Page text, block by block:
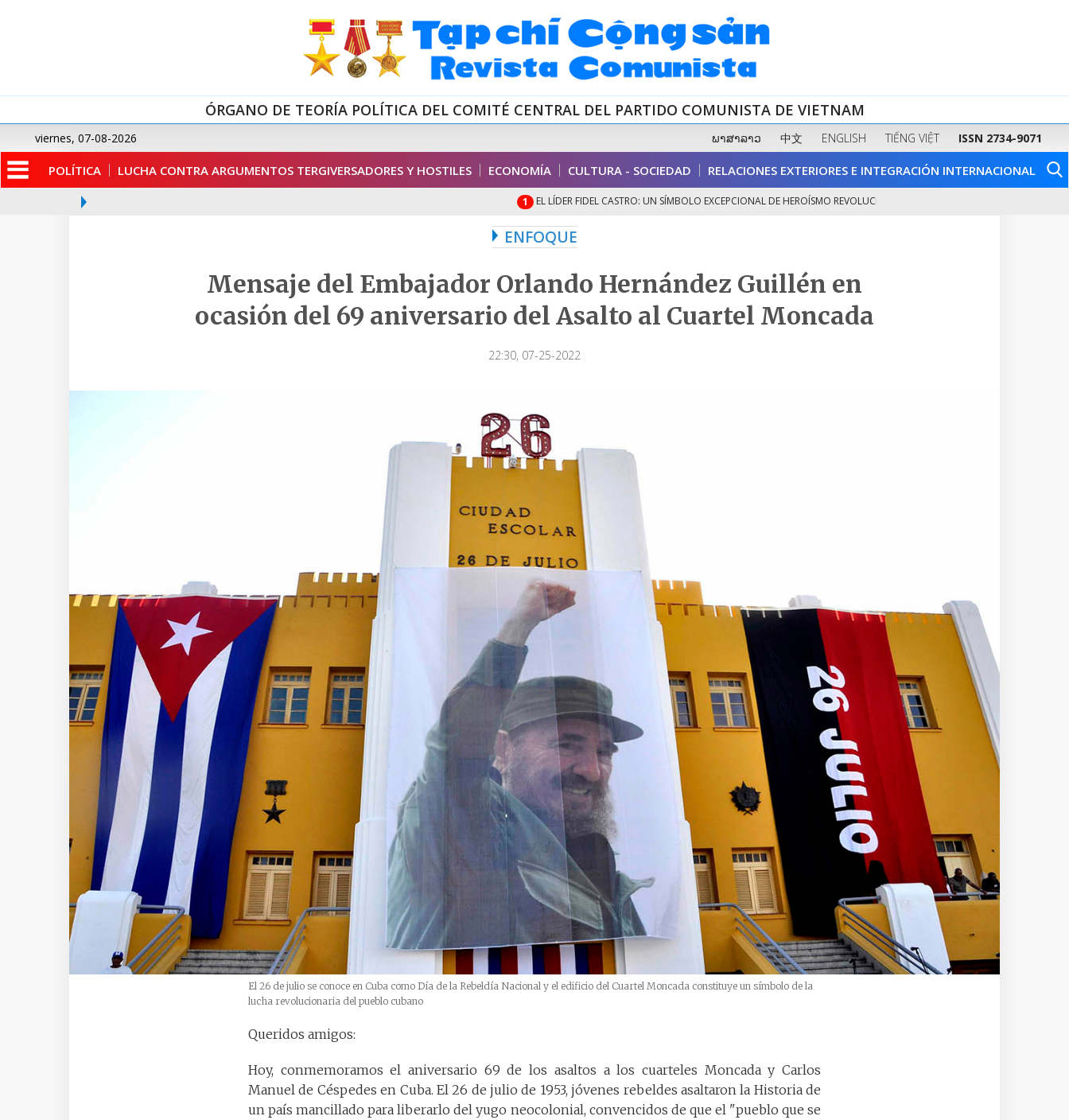
ÓRGANO DE TEORÍA POLÍTICA DEL COMITÉ CENTRAL DEL PARTIDO COMUNISTA DE VIETNAM
viernes, 07-08-2026 ພາສາລາວ 中文 ENGLISH TIẾNG VIỆT ISSN 2734-9071
POLÍTICA LUCHA CONTRA ARGUMENTOS TERGIVERSADORES Y HOSTILES ECONOMÍA CULTURA - SOCIEDAD RELACIONES EXTERIORES E INTEGRACIÓN INTERNACIONAL
EL LÍDER FIDEL CASTRO: UN SÍMBOLO EXCEPCIONAL DE HEROÍSMO REVOLUCIONARIO Y DE...
ENFOQUE
Mensaje del Embajador Orlando Hernández Guillén en
ocasión del 69 aniversario del Asalto al Cuartel Moncada
22:30, 07-25-2022
El 26 de julio se conoce en Cuba como Día de la Rebeldía Nacional y el edificio del Cuartel Moncada constituye un símbolo de la
lucha revolucionaria del pueblo cubano
Queridos amigos:
Hoy, conmemoramos el aniversario 69 de los asaltos a los cuarteles Moncada y Carlos
Manuel de Céspedes en Cuba. El 26 de julio de 1953, jóvenes rebeldes asaltaron la Historia de
un país mancillado para liberarlo del yugo neocolonial, convencidos de que el "pueblo que se